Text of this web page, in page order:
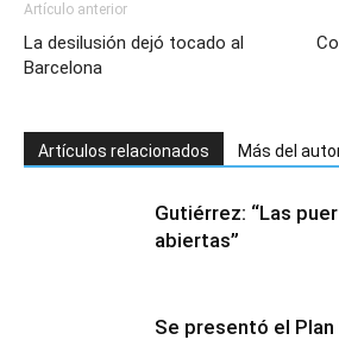
Artículo anterior
La desilusión dejó tocado al
Barcelona
Artículos relacionados Más del
Gutiérrez: “Las
abiertas”
Se presentó el